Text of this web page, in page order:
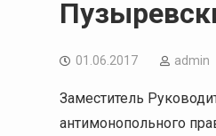
01.06.2017 admin
Заместитель
антимонопольного